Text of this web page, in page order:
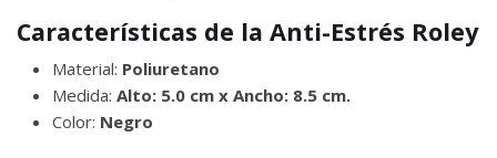
Características de la Anti-Estrés Roley
Material: Poliuretano
Medida: Alto: 5.0 cm x Ancho: 8.5 cm.
Color: Negro